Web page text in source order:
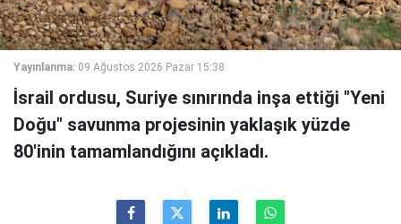
Yayınlanma: 09 Ağustos 2026 Pazar 15:38
İsrail ordusu, Suriye sınırında inşa ettiği "Yeni
Doğu" savunma projesinin yaklaşık yüzde
80'inin tamamlandığını açıkladı.